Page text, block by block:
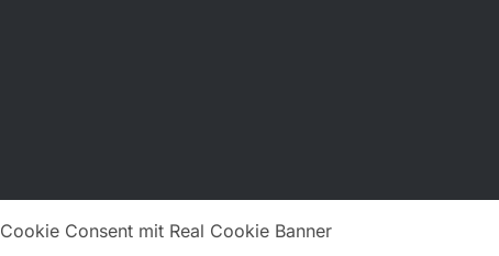
Cookie Consent mit Real Cookie Banner